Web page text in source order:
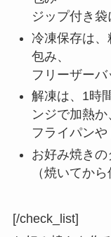
ジップ付き
冷凍保存は
包み、
フリーザー
解凍は、1時
ンジで加熱か
フライパンや
お好み焼き
（焼いてか
[/check_list]